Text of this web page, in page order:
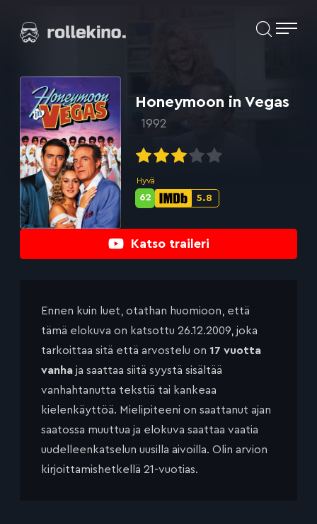
suoraan
Elokuvat ja elokuva-arviot | Rollekino.fi
jälkeen.
Katso traileri
Honeymoon in Vegas
1992
Hyvä
IMDb-
5.8
Metascore-
62
Ennen kuin luet, otathan huomioon, että
tämä elokuva on katsottu 26.12.2009, joka
tarkoittaa sitä että arvostelu on 17 vuotta
vanha ja saattaa siitä syystä sisältää
vanhahtanutta tekstiä tai kankeaa
kielenkäyttöä. Mielipiteeni on saattanut ajan
saatossa muuttua ja elokuva saattaa vaatia
uudelleenkatselun uusilla aivoilla. Olin arvion
kirjoittamishetkellä 21-vuotias.